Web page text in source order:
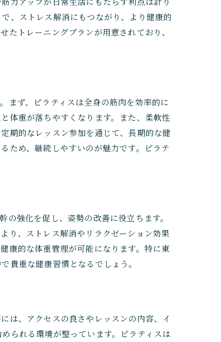
、ストレス解消にもつながり、より健康的
トレーニングプランが用意されており、
まず、ピラティスは全身の筋肉を効率的に
体重が落ちやすくなります。また、柔軟性
期的なレッスン参加を通じて、長期的な健
ため、継続しやすいのが魅力です。ピラテ
強化を促し、姿勢の改善に役立ちます。
り、ストレス解消やリラクゼーション効果
康的な体重管理が可能になります。特に東
貴重な健康習慣となるでしょう。
は、アクセスの良さやレッスンの内容、イ
られる環境が整っています。ピラティスは